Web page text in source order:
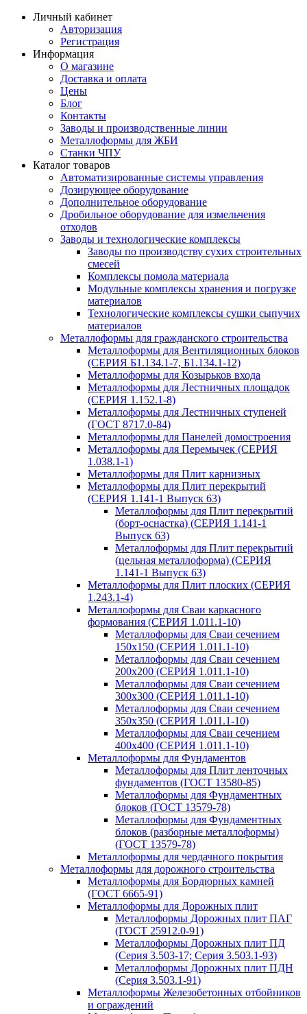
Личный кабинет
Авторизация
Регистрация
Информация
О магазине
Доставка и оплата
Цены
Блог
Контакты
Заводы и производственные линии
Металлоформы для ЖБИ
Станки ЧПУ
Каталог товаров
Автоматизированные системы управления
Дозирующее оборудование
Дополнительное оборудование
Дробильное оборудование для измельчения
отходов
Заводы и технологические комплексы
Заводы по производству сухих строительных
смесей
Комплексы помола материала
Модульные комплексы хранения и погрузке
материалов
Технологические комплексы сушки сыпучих
материалов
Металлоформы для гражданского строительства
Металлоформы для Вентиляционных блоков
(СЕРИЯ Б1.134.1-7, Б1.134.1-12)
Металлоформы для Козырьков входа
Металлоформы для Лестничных площадок
(СЕРИЯ 1.152.1-8)
Металлоформы для Лестничных ступеней
(ГОСТ 8717.0-84)
Металлоформы для Панелей домостроения
Металлоформы для Перемычек (СЕРИЯ
1.038.1-1)
Металлоформы для Плит карнизных
Металлоформы для Плит перекрытий
(СЕРИЯ 1.141-1 Выпуск 63)
Металлоформы для Плит перекрытий
(борт-оснастка) (СЕРИЯ 1.141-1
Выпуск 63)
Металлоформы для Плит перекрытий
(цельная металлоформа) (СЕРИЯ
1.141-1 Выпуск 63)
Металлоформы для Плит плоских (СЕРИЯ
1.243.1-4)
Металлоформы для Сваи каркасного
формования (СЕРИЯ 1.011.1-10)
Металлоформы для Сваи сечением
150х150 (СЕРИЯ 1.011.1-10)
Металлоформы для Сваи сечением
200х200 (СЕРИЯ 1.011.1-10)
Металлоформы для Сваи сечением
300х300 (СЕРИЯ 1.011.1-10)
Металлоформы для Сваи сечением
350х350 (СЕРИЯ 1.011.1-10)
Металлоформы для Сваи сечением
400х400 (СЕРИЯ 1.011.1-10)
Металлоформы для Фундаментов
Металлоформы для Плит ленточных
фундаментов (ГОСТ 13580-85)
Металлоформы для Фундаментных
блоков (ГОСТ 13579-78)
Металлоформы для Фундаментных
блоков (разборные металлоформы)
(ГОСТ 13579-78)
Металлоформы для чердачного покрытия
Металлоформы для дорожного строительства
Металлоформы для Бордюрных камней
(ГОСТ 6665-91)
Металлоформы для Дорожных плит
Металлоформы Дорожных плит ПАГ
(ГОСТ 25912.0-91)
Металлоформы Дорожных плит ПД
(Серия 3.503-17; Серия 3.503.1-93)
Металлоформы Дорожных плит ПДН
(Серия 3.503.1-91)
Металлоформы Железобетонных отбойников
и ограждений